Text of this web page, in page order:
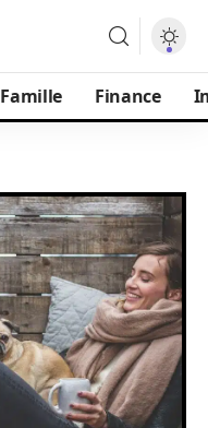
Famille Finance